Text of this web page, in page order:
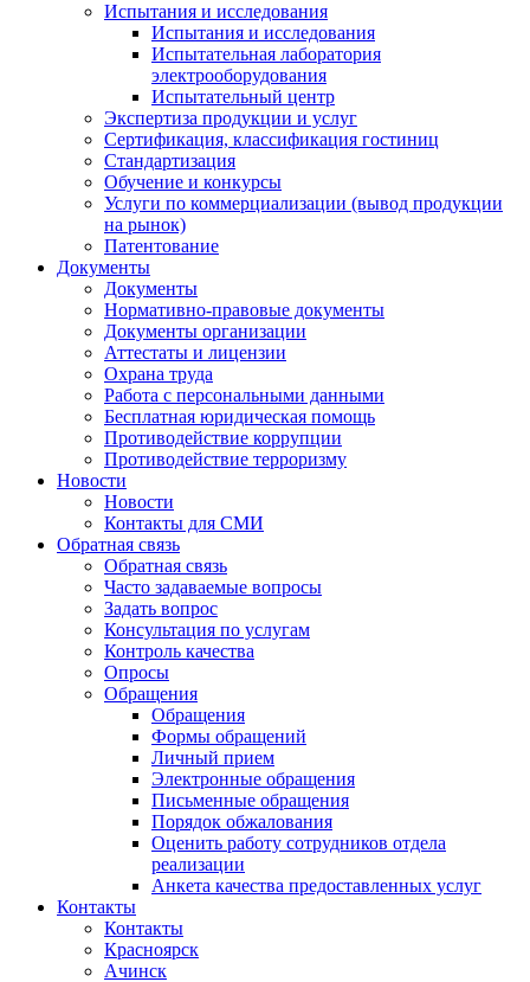
Испытания и исследования
Испытания и исследования
Испытательная лаборатория
электрооборудования
Испытательный центр
Экспертиза продукции и услуг
Сертификация, классификация гостиниц
Стандартизация
Обучение и конкурсы
Услуги по коммерциализации (вывод продукции
на рынок)
Патентование
Документы
Документы
Нормативно-правовые документы
Документы организации
Аттестаты и лицензии
Охрана труда
Работа с персональными данными
Бесплатная юридическая помощь
Противодействие коррупции
Противодействие терроризму
Новости
Новости
Контакты для СМИ
Обратная связь
Обратная связь
Часто задаваемые вопросы
Задать вопрос
Консультация по услугам
Контроль качества
Опросы
Обращения
Обращения
Формы обращений
Личный прием
Электронные обращения
Письменные обращения
Порядок обжалования
Оценить работу сотрудников отдела
реализации
Анкета качества предоставленных услуг
Контакты
Контакты
Красноярск
Ачинск